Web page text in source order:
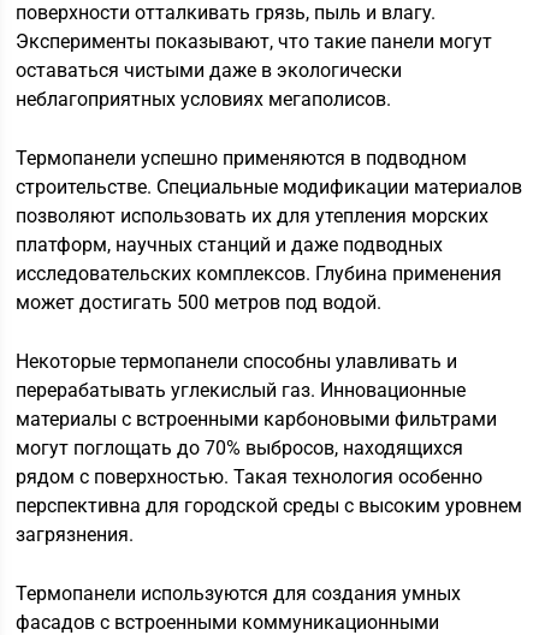
поверхности отталкивать грязь, пыль и влагу.
Эксперименты показывают, что такие панели могут
оставаться чистыми даже в экологически
неблагоприятных условиях мегаполисов.
Термопанели успешно применяются в подводном
строительстве. Специальные модификации материалов
позволяют использовать их для утепления морских
платформ, научных станций и даже подводных
исследовательских комплексов. Глубина применения
может достигать 500 метров под водой.
Некоторые термопанели способны улавливать и
перерабатывать углекислый газ. Инновационные
материалы с встроенными карбоновыми фильтрами
могут поглощать до 70% выбросов, находящихся
рядом с поверхностью. Такая технология особенно
перспективна для городской среды с высоким уровнем
загрязнения.
Термопанели используются для создания умных
фасадов с встроенными коммуникационными